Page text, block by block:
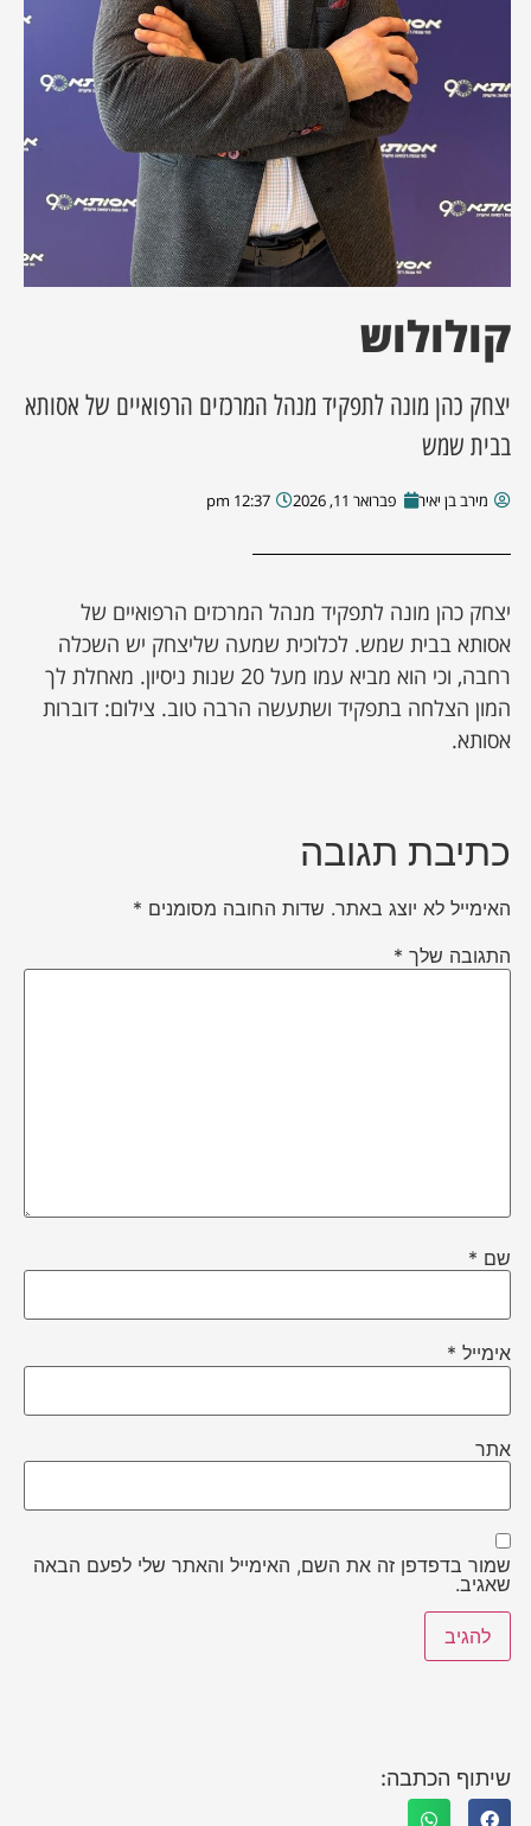
מסע מלחמה
קולולוש
יצחק כהן מונה לתפקיד מנהל המרכזים הרפואיים של אסותא
בבית שמש
מירב בן יאיר פברואר 11, 2026 12:37 pm
יצחק כהן מונה לתפקיד מנהל המרכזים הרפואיים של
אסותא בבית שמש. לכלוכית שמעה שליצחק יש השכלה
רחבה, וכי הוא מביא עמו מעל 20 שנות ניסיון. מאחלת לך
המון הצלחה בתפקיד ושתעשה הרבה טוב. צילום: דוברות
אסותא.
כתיבת תגובה
האימייל לא יוצג באתר. שדות החובה מסומנים *
התגובה שלך *
שם *
אימייל *
אתר
שמור בדפדפן זה את השם, האימייל והאתר שלי לפעם הבאה
שאגיב.
שיתוף הכתבה: